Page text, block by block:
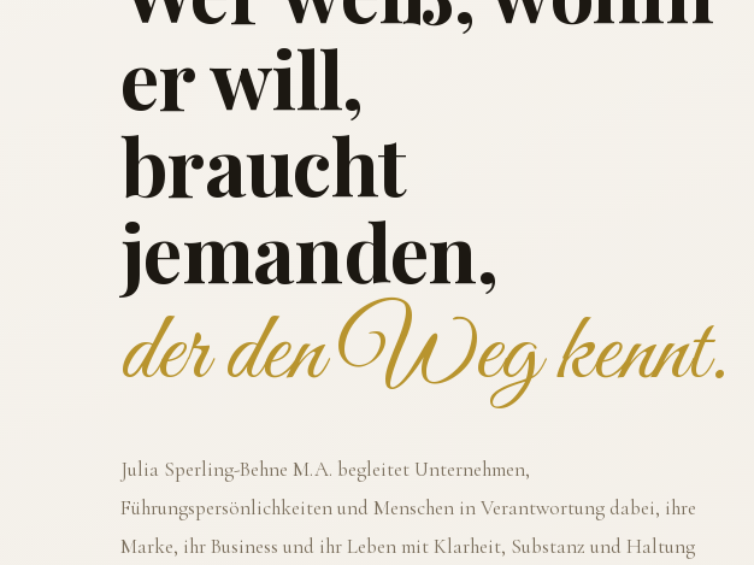
er will,
braucht
jemanden,
der den Weg kennt.
Julia Sperling-Behne M.A. begleitet Unternehmen,
Führungspersönlichkeiten und Menschen in Verantwortung dabei, ihre
Marke, ihr Business und ihr Leben mit Klarheit, Substanz und Haltung